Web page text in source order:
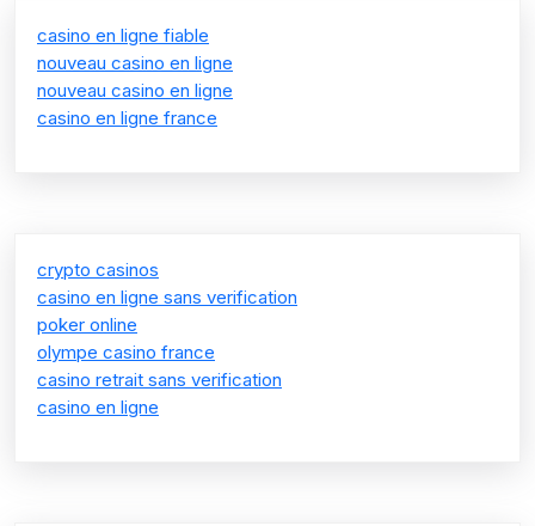
casino en ligne fiable
nouveau casino en ligne
nouveau casino en ligne
casino en ligne france
crypto casinos
casino en ligne sans verification
poker online
olympe casino france
casino retrait sans verification
casino en ligne